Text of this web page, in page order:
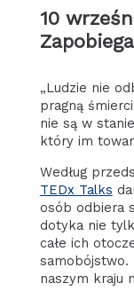
10
„Ludzie nie
pragną
nie są w
który im
Według
TEDx Talks
osób odbiera
dotyka nie
całe ich
samobójstwo.
naszym kraju